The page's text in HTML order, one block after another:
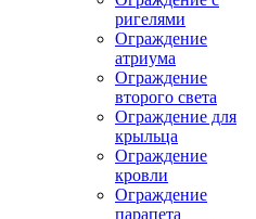
ригелями
Ограждение
атриума
Ограждение
второго света
Ограждение для
крыльца
Ограждение
кровли
Ограждение
парапета